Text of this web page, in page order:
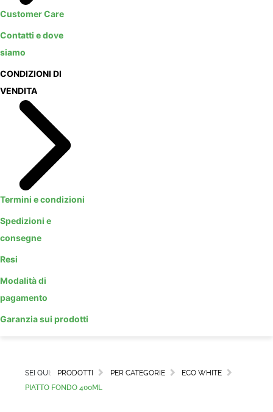
Customer Care
Contatti e dove
siamo
CONDIZIONI DI
VENDITA
Termini e condizioni
Spedizioni e
consegne
Resi
Modalità di
pagamento
Garanzia sui prodotti
SEI QUI: PRODOTTI PER CATEGORIE
ECO WHITE
PIATTO FONDO 400ML